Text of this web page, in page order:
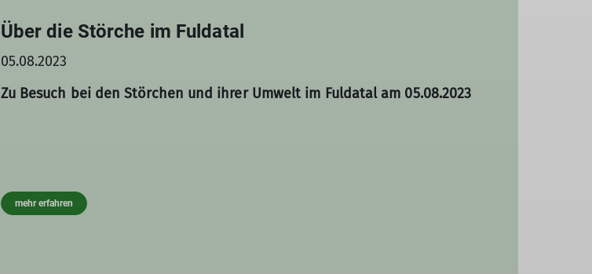
Über die Störche im Fuldatal
05.08.2023
Zu Besuch bei den Störchen und ihrer Umwelt im Fuldatal am 05.08.2023
mehr erfahren